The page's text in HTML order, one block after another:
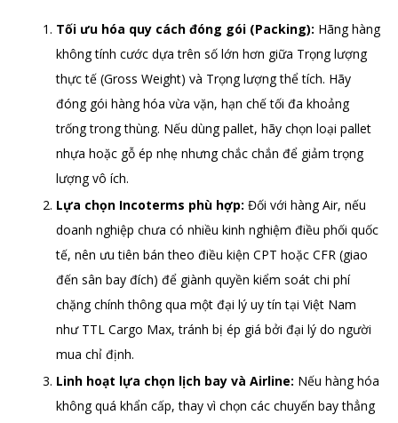
Tối ưu hóa quy cách đóng gói (Packing): Hãng hàng
không tính cước dựa trên số lớn hơn giữa Trọng lượng
thực tế (Gross Weight) và Trọng lượng thể tích. Hãy
đóng gói hàng hóa vừa vặn, hạn chế tối đa khoảng
trống trong thùng. Nếu dùng pallet, hãy chọn loại pallet
nhựa hoặc gỗ ép nhẹ nhưng chắc chắn để giảm trọng
lượng vô ích.
Lựa chọn Incoterms phù hợp: Đối với hàng Air, nếu
doanh nghiệp chưa có nhiều kinh nghiệm điều phối quốc
tế, nên ưu tiên bán theo điều kiện CPT hoặc CFR (giao
đến sân bay đích) để giành quyền kiểm soát chi phí
chặng chính thông qua một đại lý uy tín tại Việt Nam
như TTL Cargo Max, tránh bị ép giá bởi đại lý do người
mua chỉ định.
Linh hoạt lựa chọn lịch bay và Airline: Nếu hàng hóa
không quá khẩn cấp, thay vì chọn các chuyến bay thẳng